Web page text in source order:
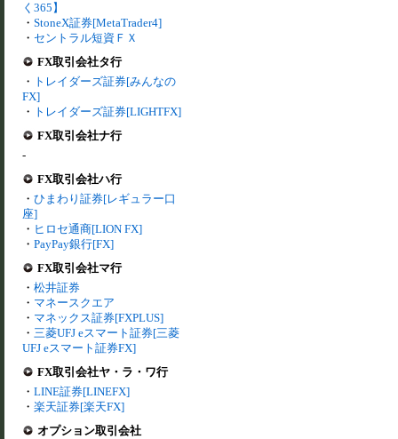
く365】
・ StoneX証券[MetaTrader4]
・ セントラル短資ＦＸ
FX取引会社タ行
・ トレイダーズ証券[みんなの
FX]
・ トレイダーズ証券[LIGHTFX]
FX取引会社ナ行
-
FX取引会社ハ行
・ ひまわり証券[レギュラー口
座]
・ ヒロセ通商[LION FX]
・ PayPay銀行[FX]
FX取引会社マ行
・ 松井証券
・ マネースクエア
・ マネックス証券[FXPLUS]
・ 三菱UFJ eスマート証券[三菱
UFJ eスマート証券FX]
FX取引会社ヤ・ラ・ワ行
・ LINE証券[LINEFX]
・ 楽天証券[楽天FX]
オプション取引会社